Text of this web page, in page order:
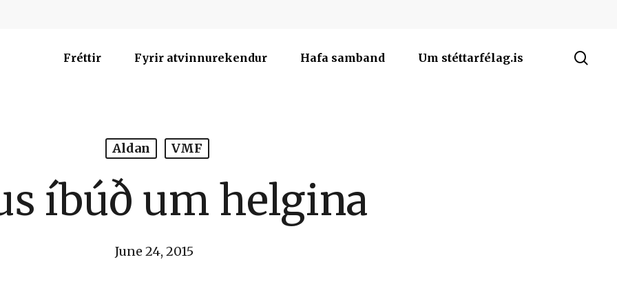
Fréttir Fyrir atvinnurekendur Hafa samband Um stéttarfélag.is
Aldan VMF
íbúð um helgina
June 24, 2015